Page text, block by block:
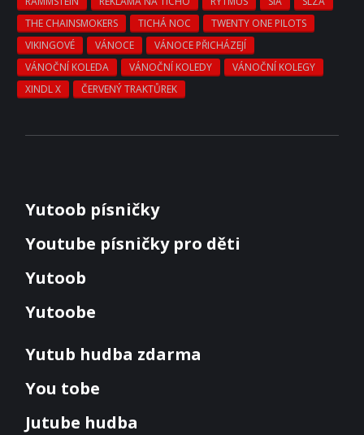
THE CHAINSMOKERS
TICHÁ NOC
TWENTY ONE PILOTS
VIKINGOVÉ
VÁNOCE
VÁNOCE PŘICHÁZEJÍ
VÁNOČNÍ KOLEDA
VÁNOČNÍ KOLEDY
VÁNOČNÍ KOLEGY
XINDL X
ČERVENÝ TRAKTŮREK
Yutoob písničky
Youtube písničky pro děti
Yutoob
Yutoobe
Yutub hudba zdarma
You tobe
Jutube hudba